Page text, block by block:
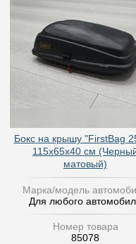
Бокс на крышу "FirstBag
115х65х40 см
матовый)
Марка/модель
Для любого
Номер товара
85078